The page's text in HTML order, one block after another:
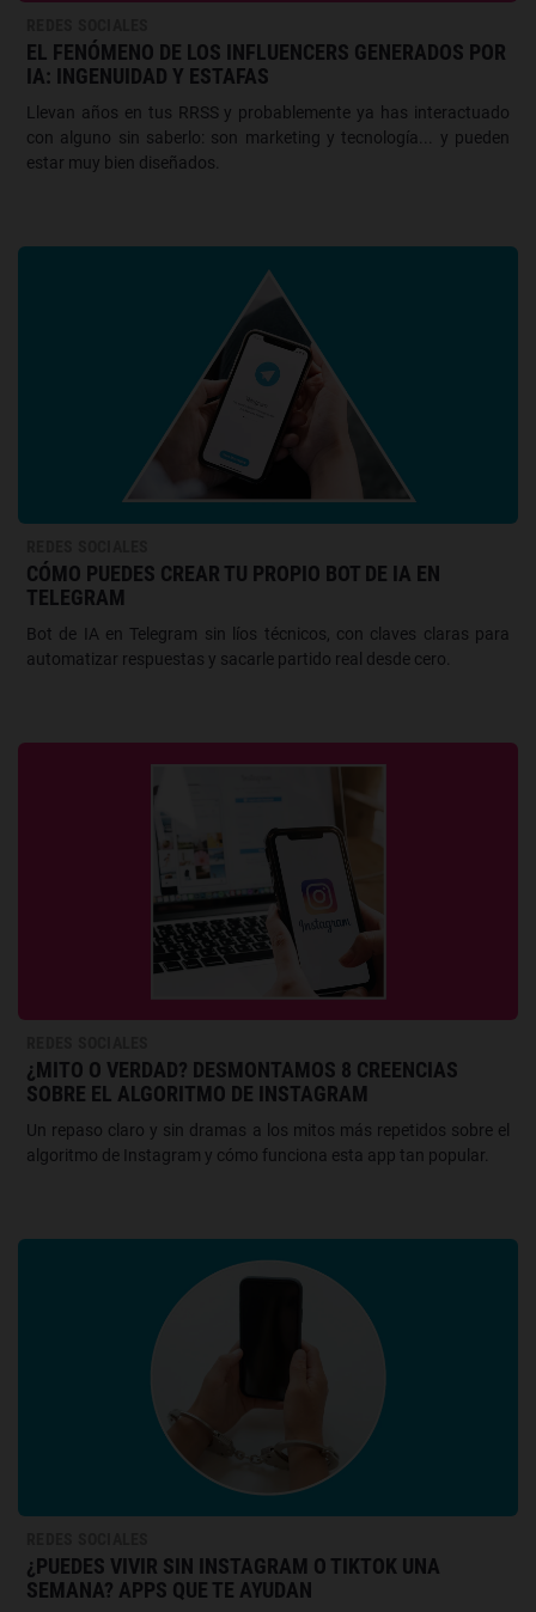
EL FENÓMENO DE LOS INFLUENCERS GENERADOS POR
IA: INGENUIDAD Y ESTAFAS
Llevan años en tus RRSS y probablemente ya has interactuado
con alguno sin saberlo: son marketing y tecnología... y pueden
estar muy bien diseñados.
CÓMO PUEDES CREAR TU PROPIO BOT DE IA EN
TELEGRAM
Bot de IA en Telegram sin líos técnicos, con claves claras para
automatizar respuestas y sacarle partido real desde cero.
¿MITO O VERDAD? DESMONTAMOS 8 CREENCIAS
SOBRE EL ALGORITMO DE INSTAGRAM
Un repaso claro y sin dramas a los mitos más repetidos sobre el
algoritmo de Instagram y cómo funciona esta app tan popular.
¿PUEDES VIVIR SIN INSTAGRAM O TIKTOK UNA
SEMANA? APPS QUE TE AYUDAN